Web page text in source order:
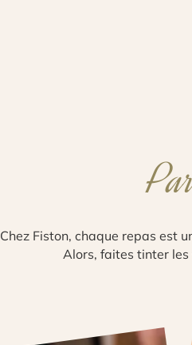
Chez Fiston, chaque repas est
Alors, faites tinter